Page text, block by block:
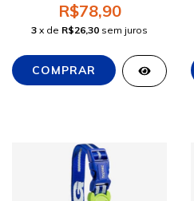
R$78,90
3 x de R$26,30 sem juros